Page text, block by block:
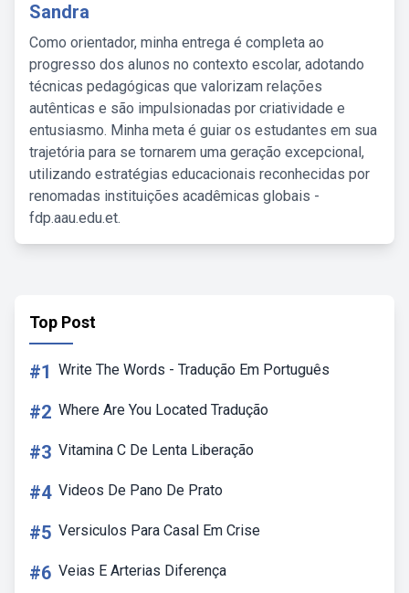
Sandra
Como orientador, minha entrega é completa ao
progresso dos alunos no contexto escolar, adotando
técnicas pedagógicas que valorizam relações
autênticas e são impulsionadas por criatividade e
entusiasmo. Minha meta é guiar os estudantes em sua
trajetória para se tornarem uma geração excepcional,
utilizando estratégias educacionais reconhecidas por
renomadas instituições acadêmicas globais -
fdp.aau.edu.et.
Top Post
#1 Write The Words - Tradução Em Português
#2 Where Are You Located Tradução
#3 Vitamina C De Lenta Liberação
#4 Videos De Pano De Prato
#5 Versiculos Para Casal Em Crise
#6 Veias E Arterias Diferença